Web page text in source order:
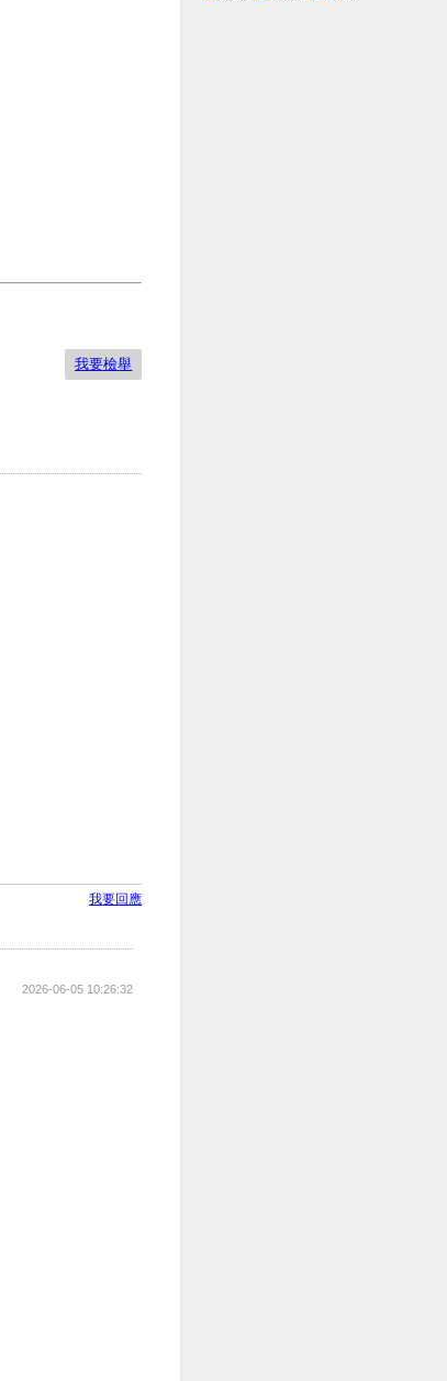
我要檢舉
我要回應
2026-06-05 10:26:32